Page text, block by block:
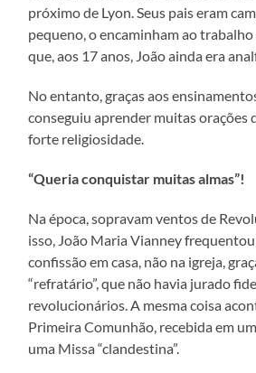
próximo de Lyon. Seus pais eram
pequeno, o encaminham ao
que, aos 17 anos, João ainda era
No entanto, graças aos
conseguiu aprender muitas orações
forte religiosidade.
“Queria conquistar muitas almas”!
Na época, sopravam ventos de
isso, João Maria Vianney
confissão em casa, não na igreja,
“refratário”, que não havia jurado
revolucionários. A mesma coisa
Primeira Comunhão, recebida em
uma Missa “clandestina”.